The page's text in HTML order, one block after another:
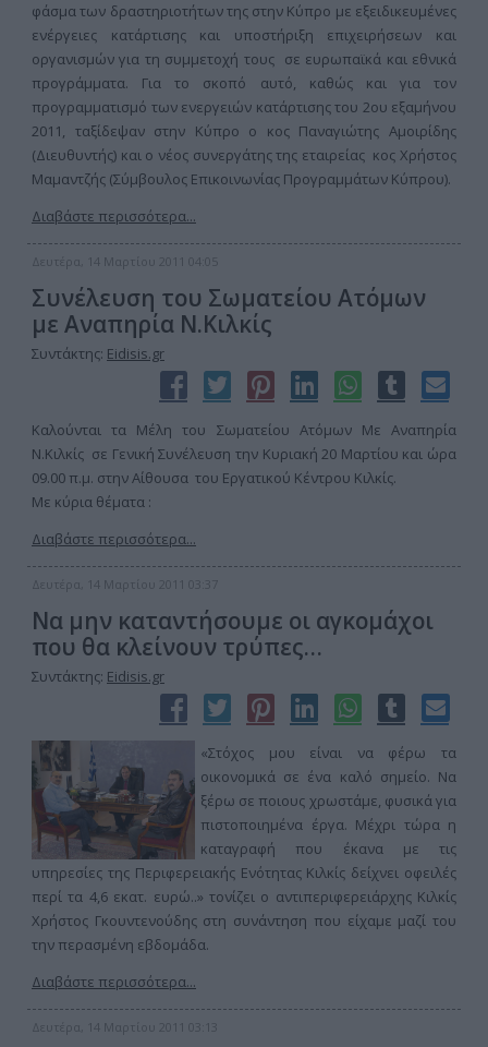
φάσμα των δραστηριοτήτων της στην Κύπρο με εξειδικευμένες
ενέργειες κατάρτισης και υποστήριξη επιχειρήσεων και
οργανισμών για τη συμμετοχή τους σε ευρωπαϊκά και εθνικά
προγράμματα. Για το σκοπό αυτό, καθώς και για τον
προγραμματισμό των ενεργειών κατάρτισης του 2ου εξαμήνου
2011, ταξίδεψαν στην Κύπρο ο κος Παναγιώτης Αμοιρίδης
(Διευθυντής) και ο νέος συνεργάτης της εταιρείας κος Χρήστος
Μαμαντζής (Σύμβουλος Επικοινωνίας Προγραμμάτων Κύπρου).
Διαβάστε περισσότερα...
Δευτέρα, 14 Μαρτίου 2011 04:05
Συνέλευση του Σωματείου Ατόμων
με Αναπηρία Ν.Κιλκίς
Συντάκτης: Eidisis.gr
Καλούνται τα Μέλη του Σωματείου Ατόμων Με Αναπηρία
Ν.Κιλκίς σε Γενική Συνέλευση την Κυριακή 20 Μαρτίου και ώρα
09.00 π.μ. στην Αίθουσα του Εργατικού Κέντρου Κιλκίς.
Με κύρια θέματα :
Διαβάστε περισσότερα...
Δευτέρα, 14 Μαρτίου 2011 03:37
Να μην καταντήσουμε οι αγκομάχοι
που θα κλείνουν τρύπες…
Συντάκτης: Eidisis.gr
«Στόχος μου είναι να φέρω τα
οικονομικά σε ένα καλό σημείο. Να
ξέρω σε ποιους χρωστάμε, φυσικά για
πιστοποιημένα έργα. Μέχρι τώρα η
καταγραφή που έκανα με τις
υπηρεσίες της Περιφερειακής Ενότητας Κιλκίς δείχνει οφειλές
περί τα 4,6 εκατ. ευρώ..» τονίζει ο αντιπεριφερειάρχης Κιλκίς
Χρήστος Γκουντενούδης στη συνάντηση που είχαμε μαζί του
την περασμένη εβδομάδα.
Διαβάστε περισσότερα...
Δευτέρα, 14 Μαρτίου 2011 03:13